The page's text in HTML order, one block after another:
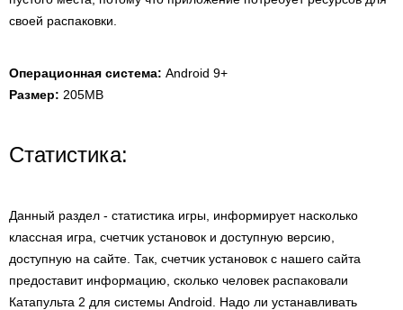
своей распаковки.
Операционная система: Android 9+
Размер: 205MB
Статистика:
Данный раздел - статистика игры, информирует насколько
классная игра, счетчик установок и доступную версию,
доступную на сайте. Так, счетчик установок с нашего сайта
предоставит информацию, сколько человек распаковали
Катапульта 2 для системы Android. Надо ли устанавливать